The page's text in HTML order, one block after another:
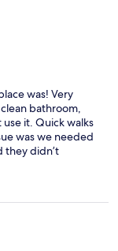
was! Very
bathroom,
it. Quick walks
was we needed
they didn’t
If you have a